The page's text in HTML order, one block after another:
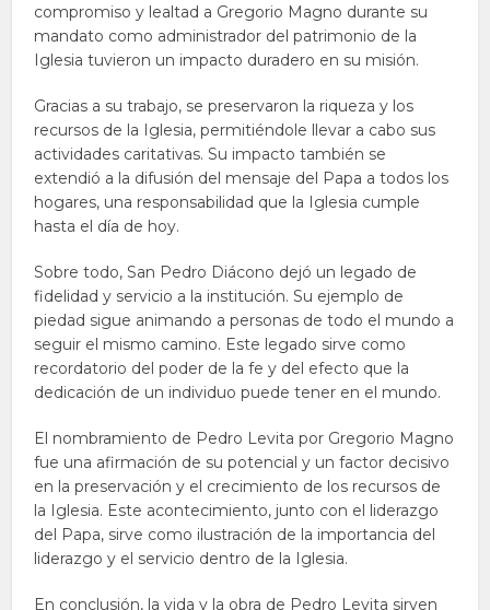
compromiso y lealtad a Gregorio Magno durante su
mandato como administrador del patrimonio de la
Iglesia tuvieron un impacto duradero en su misión.
Gracias a su trabajo, se preservaron la riqueza y los
recursos de la Iglesia, permitiéndole llevar a cabo sus
actividades caritativas. Su impacto también se
extendió a la difusión del mensaje del Papa a todos los
hogares, una responsabilidad que la Iglesia cumple
hasta el día de hoy.
Sobre todo, San Pedro Diácono dejó un legado de
fidelidad y servicio a la institución. Su ejemplo de
piedad sigue animando a personas de todo el mundo a
seguir el mismo camino. Este legado sirve como
recordatorio del poder de la fe y del efecto que la
dedicación de un individuo puede tener en el mundo.
El nombramiento de Pedro Levita por Gregorio Magno
fue una afirmación de su potencial y un factor decisivo
en la preservación y el crecimiento de los recursos de
la Iglesia. Este acontecimiento, junto con el liderazgo
del Papa, sirve como ilustración de la importancia del
liderazgo y el servicio dentro de la Iglesia.
En conclusión, la vida y la obra de Pedro Levita sirven